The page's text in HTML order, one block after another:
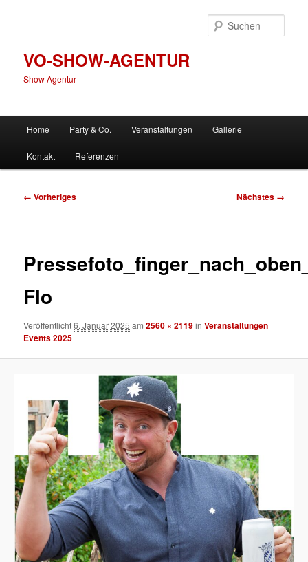
VO-SHOW-AGENTUR
Show Agentur
Home Party & Co. Veranstaltungen Gallerie
Kontakt Referenzen
Bilder-
← Vorheriges Nächstes →
Flo
Veröffentlicht6. Januar 2025 am2560 × 2119inVeranstaltungen
Events 2025